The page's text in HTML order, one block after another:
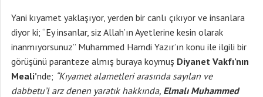
Yani kıyamet yaklaşıyor, yerden bir canlı çıkıyor ve insanlara
diyor ki; “Ey insanlar, siz Allah’ın Ayetlerine kesin olarak
inanmıyorsunuz” Muhammed Hamdi Yazır’ın konu ile ilgili bir
görüşünü paranteze almış buraya koymuş Diyanet Vakfı’nın
Meali’nde; “Kıyamet alametleri arasında sayılan ve
dabbetu’l arz denen yaratık hakkında, Elmalı Muhammed